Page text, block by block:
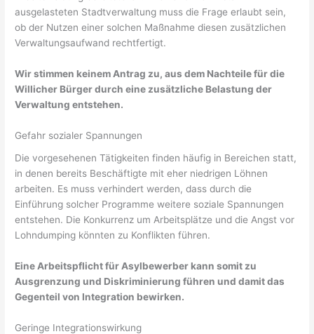
ausgelasteten Stadtverwaltung muss die Frage erlaubt sein,
ob der Nutzen einer solchen Maßnahme diesen zusätzlichen
Verwaltungsaufwand rechtfertigt.
Wir stimmen keinem Antrag zu, aus dem Nachteile für die
Willicher Bürger durch eine zusätzliche Belastung der
Verwaltung entstehen.
Gefahr sozialer Spannungen
Die vorgesehenen Tätigkeiten finden häufig in Bereichen statt,
in denen bereits Beschäftigte mit eher niedrigen Löhnen
arbeiten. Es muss verhindert werden, dass durch die
Einführung solcher Programme weitere soziale Spannungen
entstehen. Die Konkurrenz um Arbeitsplätze und die Angst vor
Lohndumping könnten zu Konflikten führen.
Eine Arbeitspflicht für Asylbewerber kann somit zu
Ausgrenzung und Diskriminierung führen und damit das
Gegenteil von Integration bewirken.
Geringe Integrationswirkung